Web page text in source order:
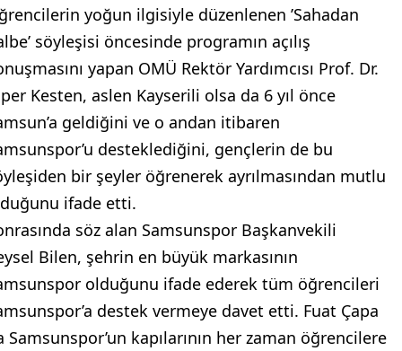
yoğun ilgisiyle düzenlenen ’Sahadan
söyleşisi öncesinde programın açılış
yapan OMÜ Rektör Yardımcısı Prof. Dr.
Kesten, aslen Kayserili olsa da 6 yıl önce
geldiğini ve o andan itibaren
desteklediğini, gençlerin de bu
bir şeyler öğrenerek ayrılmasından mutlu
ifade etti.
söz alan Samsunspor Başkanvekili
Bilen, şehrin en büyük markasının
olduğunu ifade ederek tüm öğrencileri
destek vermeye davet etti. Fuat Çapa
Samsunspor’un kapılarının her zaman öğrencilere